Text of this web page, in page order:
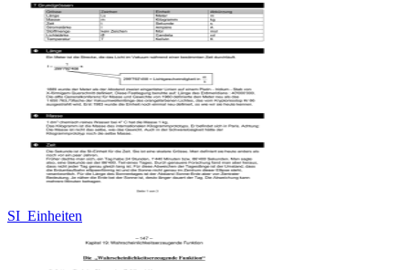
SI_Einheiten